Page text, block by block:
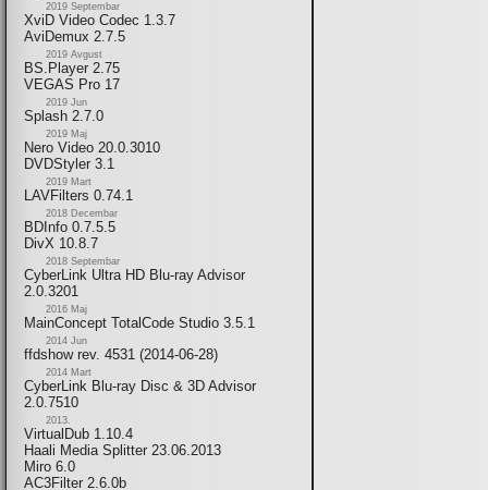
2019 Septembar
XviD Video Codec 1.3.7
AviDemux 2.7.5
2019 Avgust
BS.Player 2.75
VEGAS Pro 17
2019 Jun
Splash 2.7.0
2019 Maj
Nero Video 20.0.3010
DVDStyler 3.1
2019 Mart
LAVFilters 0.74.1
2018 Decembar
BDInfo 0.7.5.5
DivX 10.8.7
2018 Septembar
CyberLink Ultra HD Blu-ray Advisor
2.0.3201
2016 Maj
MainConcept TotalCode Studio 3.5.1
2014 Jun
ffdshow rev. 4531 (2014-06-28)
2014 Mart
CyberLink Blu-ray Disc & 3D Advisor
2.0.7510
2013.
VirtualDub 1.10.4
Haali Media Splitter 23.06.2013
Miro 6.0
AC3Filter 2.6.0b